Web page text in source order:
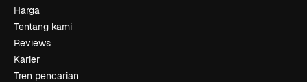
Harga
Tentang kami
Reviews
Karier
Tren pencarian